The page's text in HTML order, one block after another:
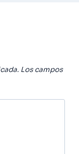
Los campos